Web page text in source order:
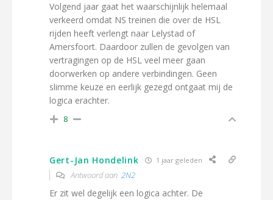
Volgend jaar gaat het waarschijnlijk helemaal
verkeerd omdat NS treinen die over de HSL
rijden heeft verlengt naar Lelystad of
Amersfoort. Daardoor zullen de gevolgen van
vertragingen op de HSL veel meer gaan
doorwerken op andere verbindingen. Geen
slimme keuze en eerlijk gezegd ontgaat mij de
logica erachter.
8
Gert-Jan Hondelink 1 jaar geleden
Antwoord aan 2N2
Er zit wel degelijk een logica achter. De